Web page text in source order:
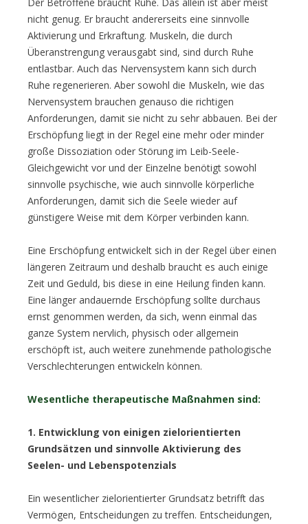
nicht genug. Er braucht andererseits eine sinnvolle
Aktivierung und Erkraftung. Muskeln, die durch
Überanstrengung verausgabt sind, sind durch Ruhe
entlastbar. Auch das Nervensystem kann sich durch
Ruhe regenerieren. Aber sowohl die Muskeln, wie das
Nervensystem brauchen genauso die richtigen
Anforderungen, damit sie nicht zu sehr abbauen. Bei der
Erschöpfung liegt in der Regel eine mehr oder minder
große Dissoziation oder Störung im Leib-Seele-
Gleichgewicht vor und der Einzelne benötigt sowohl
sinnvolle psychische, wie auch sinnvolle körperliche
Anforderungen, damit sich die Seele wieder auf
günstigere Weise mit dem Körper verbinden kann.
Eine Erschöpfung entwickelt sich in der Regel über einen
längeren Zeitraum und deshalb braucht es auch einige
Zeit und Geduld, bis diese in eine Heilung finden kann.
Eine länger andauernde Erschöpfung sollte durchaus
ernst genommen werden, da sich, wenn einmal das
ganze System nervlich, physisch oder allgemein
erschöpft ist, auch weitere zunehmende pathologische
Verschlechterungen entwickeln können.
Wesentliche therapeutische Maßnahmen sind:
1. Entwicklung von einigen zielorientierten
Grundsätzen und sinnvolle Aktivierung des
Seelen- und Lebenspotenzials
Ein wesentlicher zielorientierter Grundsatz betrifft das
Vermögen, Entscheidungen zu treffen. Entscheidungen,